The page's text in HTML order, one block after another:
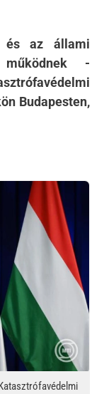
és az állami
működnek -
Budapesten,
window
new window